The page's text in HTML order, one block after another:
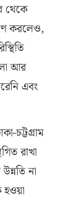
থেকে
করলেও,
আর
এবং
চট্টগ্রাম
রাখা
না
হওয়া